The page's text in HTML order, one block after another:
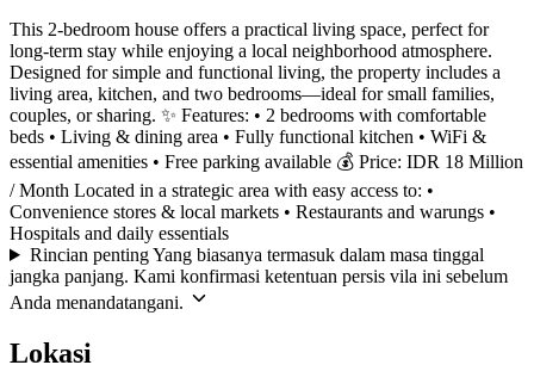
This 2-bedroom house offers a practical living space, perfect for
long-term stay while enjoying a local neighborhood atmosphere.
Designed for simple and functional living, the property includes a
living area, kitchen, and two bedrooms—ideal for small families,
couples, or sharing. ✨ Features: • 2 bedrooms with comfortable
beds • Living & dining area • Fully functional kitchen • WiFi &
essential amenities • Free parking available 💰 Price: IDR 18 Million
/ Month Located in a strategic area with easy access to: •
Convenience stores & local markets • Restaurants and warungs •
Hospitals and daily essentials
Rincian pentingYang biasanya termasuk dalam masa tinggal
jangka panjang. Kami konfirmasi ketentuan persis vila ini sebelum
Anda menandatangani.
Lokasi